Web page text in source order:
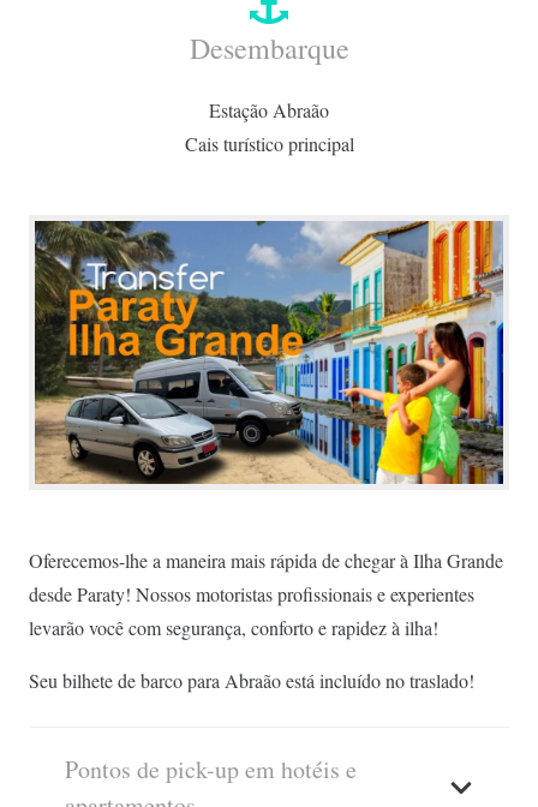
Desembarque
Estação Abraão
Cais turístico principal
Oferecemos-lhe a maneira mais rápida de chegar à Ilha Grande
desde Paraty! Nossos motoristas profissionais e experientes
levarão você com segurança, conforto e rapidez à ilha!
Seu bilhete de barco para Abraão está incluído no traslado!
Pontos de pick-up em hotéis e